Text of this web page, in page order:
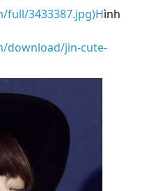
full/3433387.jpg)Hình
download/jin-cute-